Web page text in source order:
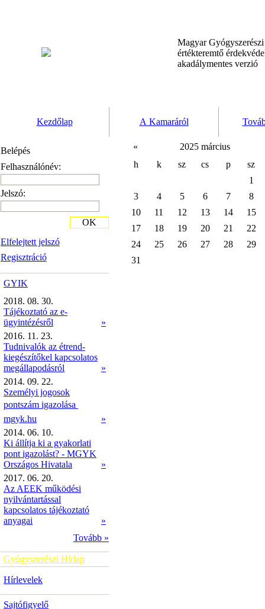
Magyar
értékteremtő
akadálymentes verzió
Kezdőlap A Kamaráról
Belépés
Felhasználónév:
Jelszó:
Elfelejtett jelszó
Regisztráció
OK
GYIK
2018. 08. 30.
Tájékoztató az e-
ügyintézésről
»
2016. 11. 23.
Tudnivalók az étrend-
kiegészítőkel kapcsolatos
megállapodásról
»
2014. 09. 22.
Személyi jogosok
pontszám igazolása 
mgyk.hu
»
2014. 06. 10.
Ki állítja ki a gyakorlati
pont igazolást? - MGYK
Országos Hivatala
»
2017. 06. 20.
Az AEEK működési
nyilvántartással
kapcsolatos tájékoztató
anyagai
»
Tovább »
Gyógyszerészi Hírlap
Hírlevelek
Sajtófigyelő
«
2025 március
h
k sz cs p
sz
1
3
4 5 6 7
8
10
11 12 13 14
15
17
18 19 20 21
22
24
25 26 27 28
29
31